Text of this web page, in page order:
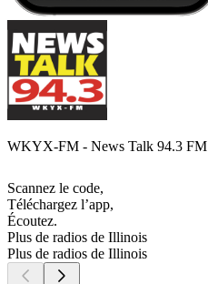
WKYX-FM - News Talk 94.3 FM
Scannez le code,
Téléchargez l’app,
Écoutez.
Plus de radios de Illinois
Plus de radios de Illinois